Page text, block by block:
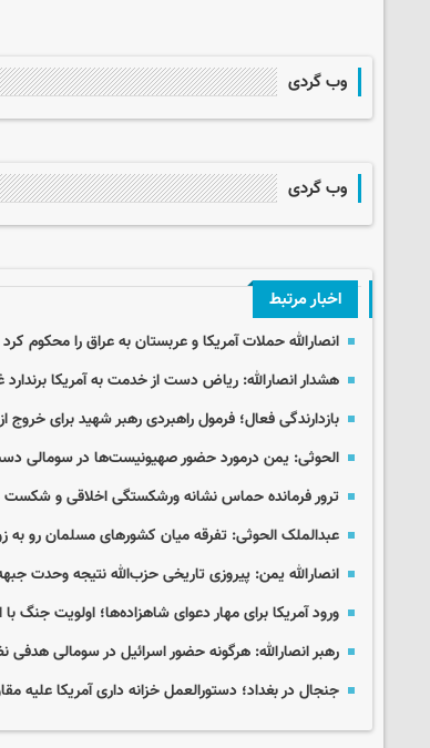
وب گردی
وب گردی
اخبار مرتبط
انصارالله حملات آمریکا و عربستان به عراق را محکوم کرد
هشدار انصارالله: ریاض دست از خدمت به آمریکا
بازدارندگی فعال؛ فرمول راهبردی رهبر شهید برای خروج
الحوثی: یمن درمورد حضور صهیونیست‌ها در سومالی
ترور فرمانده حماس نشانه ورشکستگی اخلاقی و
عبدالملک الحوثی: تفرقه میان کشورهای مسلمان رو به
انصارالله یمن: پیروزی تاریخی حزب‌الله نتیجه وحدت
ورود آمریکا برای مهار دعوای شاهزاده‌ها؛ اولویت جنگ با
رهبر انصارالله: هرگونه حضور اسرائیل در سومالی
جنجال در بغداد؛ دستورالعمل خزانه داری آمریکا علیه